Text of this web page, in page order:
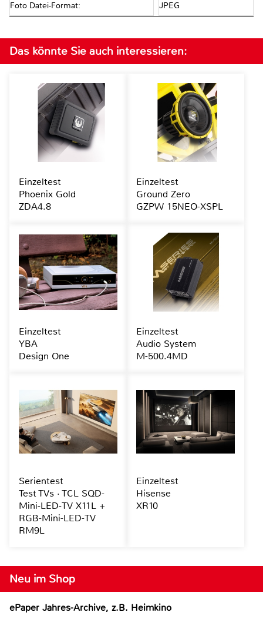
Foto Datei-Format: JPEG
Neu im Shop
ePaper Jahres-Archive, z.B. Heimkino
Das könnte Sie auch interessieren:
Einzeltest
Phoenix Gold
ZDA4.8
Einzeltest
Ground Zero
GZPW 15NEO-XSPL
Einzeltest
YBA
Design One
Einzeltest
Audio System
M-500.4MD
Serientest
Test TVs · TCL SQD-
Mini-LED-TV X11L +
RGB-Mini-LED-TV
RM9L
Einzeltest
Hisense
XR10